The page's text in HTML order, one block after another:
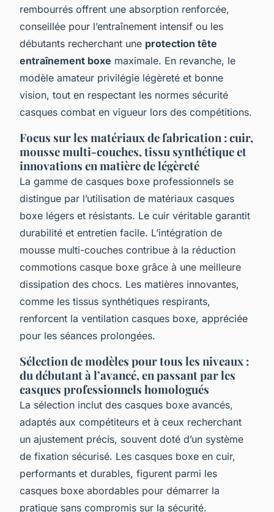
rembourrés offrent une absorption renforcée,
conseillée pour l’entraînement intensif ou les
débutants recherchant une protection tête
entraînement boxe maximale. En revanche, le
modèle amateur privilégie légèreté et bonne
vision, tout en respectant les normes sécurité
casques combat en vigueur lors des compétitions.
Focus sur les matériaux de fabrication : cuir,
mousse multi-couches, tissu synthétique et
innovations en matière de légèreté
La gamme de casques boxe professionnels se
distingue par l’utilisation de matériaux casques
boxe légers et résistants. Le cuir véritable garantit
durabilité et entretien facile. L’intégration de
mousse multi-couches contribue à la réduction
commotions casque boxe grâce à une meilleure
dissipation des chocs. Les matières innovantes,
comme les tissus synthétiques respirants,
renforcent la ventilation casques boxe, appréciée
pour les séances prolongées.
Sélection de modèles pour tous les niveaux :
du débutant à l’avancé, en passant par les
casques professionnels homologués
La sélection inclut des casques boxe avancés,
adaptés aux compétiteurs et à ceux recherchant
un ajustement précis, souvent doté d’un système
de fixation sécurisé. Les casques boxe en cuir,
performants et durables, figurent parmi les
casques boxe abordables pour démarrer la
pratique sans compromis sur la sécurité.